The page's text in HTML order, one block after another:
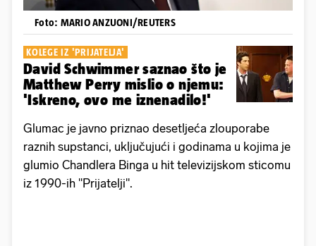
Foto: MARIO ANZUONI/REUTERS
KOLEGE IZ 'PRIJATELJA'
David Schwimmer saznao što je
Matthew Perry mislio o njemu:
'Iskreno, ovo me iznenadilo!'
Glumac je javno priznao desetljeća zlouporabe
raznih supstanci, uključujući i godinama u kojima je
glumio Chandlera Binga u hit televizijskom sticomu
iz 1990-ih "Prijatelji".